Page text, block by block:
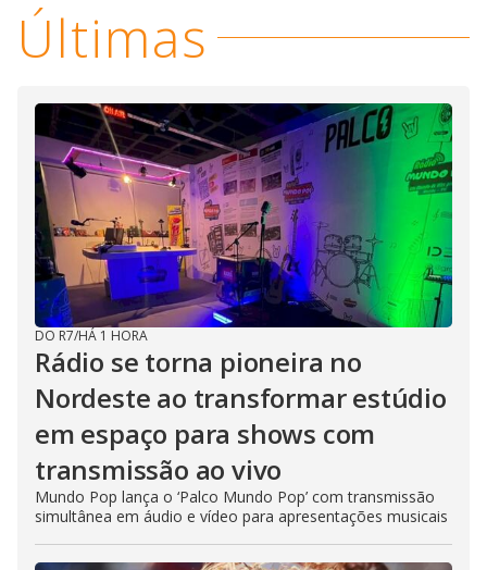
Últimas
DO R7/HÁ 1 HORA
Rádio se torna pioneira no
Nordeste ao transformar estúdio
em espaço para shows com
transmissão ao vivo
Mundo Pop lança o ‘Palco Mundo Pop’ com transmissão
simultânea em áudio e vídeo para apresentações musicais